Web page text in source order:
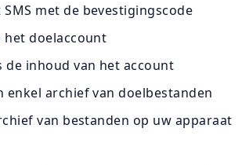
met de bevestigingscode
het doelaccount
de inhoud van het account
enkel archief van doelbestanden
van bestanden op uw apparaat